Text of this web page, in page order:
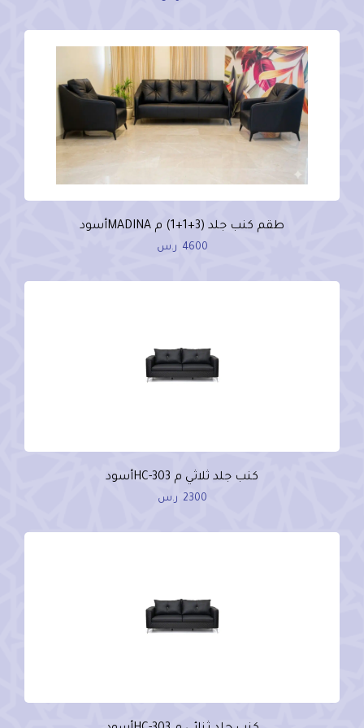
طقم كنب جلد (3+1+1) م MADINAأسود
4600 ر.س
كنب جلد ثلاثي م HC-303أسود
2300 ر.س